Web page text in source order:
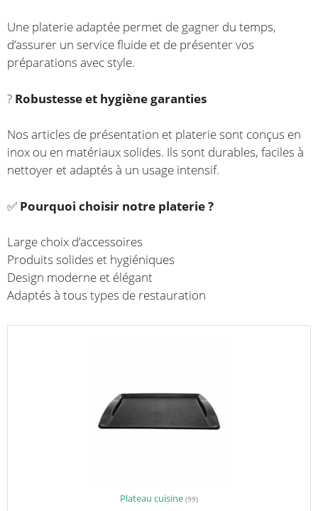
Une platerie adaptée permet de gagner du temps,
d’assurer un service fluide et de présenter vos
préparations avec style.
? Robustesse et hygiène garanties
Nos articles de présentation et platerie sont conçus en
inox ou en matériaux solides. Ils sont durables, faciles à
nettoyer et adaptés à un usage intensif.
✅ Pourquoi choisir notre platerie ?
Large choix d’accessoires
Produits solides et hygiéniques
Design moderne et élégant
Adaptés à tous types de restauration
Plateau cuisine (99)